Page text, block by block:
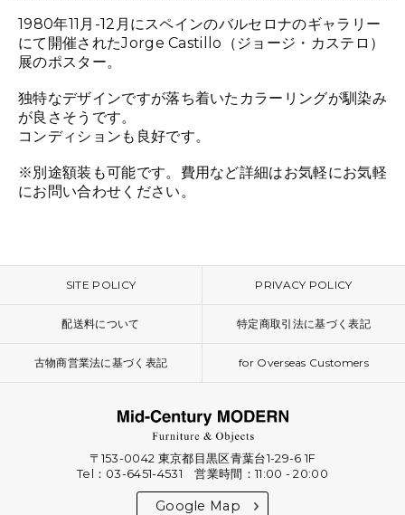
1980年11月-12月にスペインのバルセロナのギャラリー
にて開催されたJorge Castillo（ジョージ・カステロ）
展のポスター。
独特なデザインですが落ち着いたカラーリングが馴染み
が良さそうです。
コンディションも良好です。
※別途額装も可能です。費用など詳細はお気軽にお気軽
にお問い合わせください。
SITE POLICY PRIVACY POLICY
配送料について 特定商取引法に基づく表記
古物商営業法に基づく表記 for Overseas Customers
〒153-0042 東京都目黒区青葉台1-29-6 1F
Tel：03-6451-4531 営業時間：11:00 - 20:00
Google Map